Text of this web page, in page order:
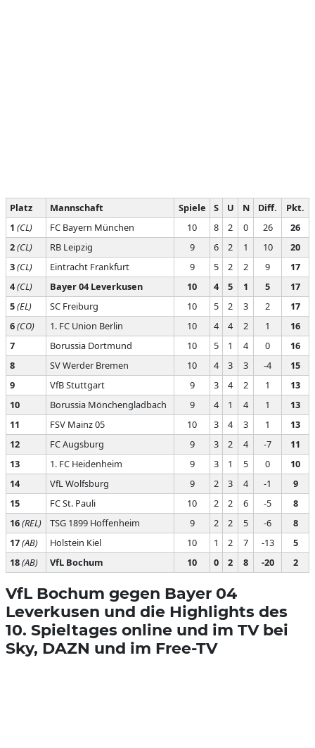
Platz Mannschaft Spiele S U N Diff.
Pkt.
1 (CL) FC Bayern München 10 8 2 0 26
26
2(CL) RB Leipzig 9 6 2 1 10
20
3(CL) Eintracht Frankfurt 9 5 2 2 9
17
4(CL) Bayer 04 Leverkusen 10 4 5 1 5
17
5(EL) SC Freiburg 10 5 2 3 2
17
6(CO) 1. FC Union Berlin 10 4 4 2 1
16
7
Borussia Dortmund 10 5 1 4 0
16
8
SV Werder Bremen 10 4 3 3 -4
15
9
VfB Stuttgart 9 3 4 2 1
13
10
Borussia Mönchengladbach 9 4 1 4 1
13
11
FSV Mainz 05 10 3 4 3 1
13
12
FC Augsburg 9 3 2 4 -7
11
13
1. FC Heidenheim 9 3 1 5 0
10
14
VfL Wolfsburg 9 2 3 4 -1
9
15
FC St. Pauli 10 2 2 6 -5
8
16(REL) TSG 1899 Hoffenheim 9 2 2 5 -6
8
17(AB) Holstein Kiel 10 1 2 7 -13
5
18(AB) VfL Bochum 10 0 2 8 -20 2
VfL Bochum gegen Bayer 04
Leverkusen und die Highlights des
10. Spieltages online und im TV bei
Sky, DAZN und im Free-TV